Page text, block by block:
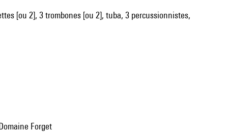
[ou 2], 3 trombones [ou 2], tuba, 3 percussionnistes,
Forget